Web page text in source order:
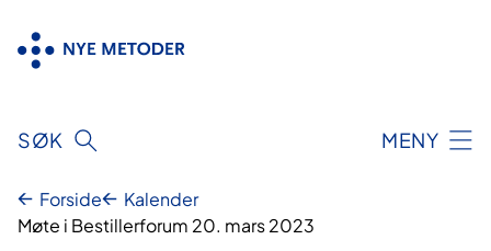
innhold
SØK MENY
Forside
Kalender
Møte i Bestillerforum 20. mars 2023